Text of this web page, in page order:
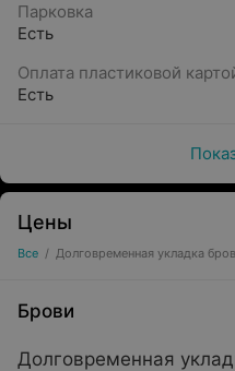
Парковка
Есть
Оплата пластиковой
Есть
Цены
Все / Долговременная укладка
Брови
Долговременная